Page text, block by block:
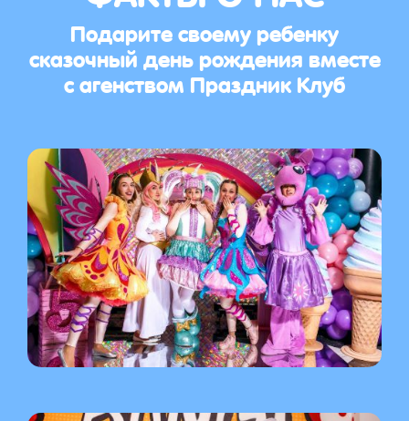
Подарите своему ребенку
сказочный день рождения вместе
с агенством Праздник Клуб